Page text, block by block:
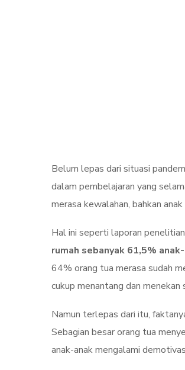
Belum lepas dari situasi
dalam pembelajaran yang
merasa kewalahan, bahkan
Hal ini seperti laporan
rumah sebanyak 61,5%
64% orang tua merasa sudah
cukup menantang dan
Namun terlepas dari itu,
Sebagian besar orang tua
anak-anak mengalami